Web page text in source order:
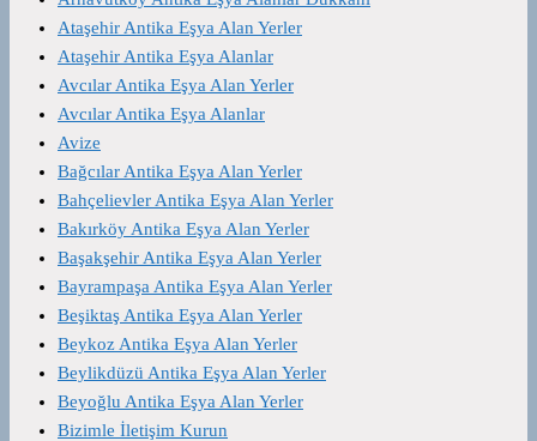
Ataşehir Antika Eşya Alan Yerler
Ataşehir Antika Eşya Alanlar
Avcılar Antika Eşya Alan Yerler
Avcılar Antika Eşya Alanlar
Avize
Bağcılar Antika Eşya Alan Yerler
Bahçelievler Antika Eşya Alan Yerler
Bakırköy Antika Eşya Alan Yerler
Başakşehir Antika Eşya Alan Yerler
Bayrampaşa Antika Eşya Alan Yerler
Beşiktaş Antika Eşya Alan Yerler
Beykoz Antika Eşya Alan Yerler
Beylikdüzü Antika Eşya Alan Yerler
Beyoğlu Antika Eşya Alan Yerler
Bizimle İletişim Kurun